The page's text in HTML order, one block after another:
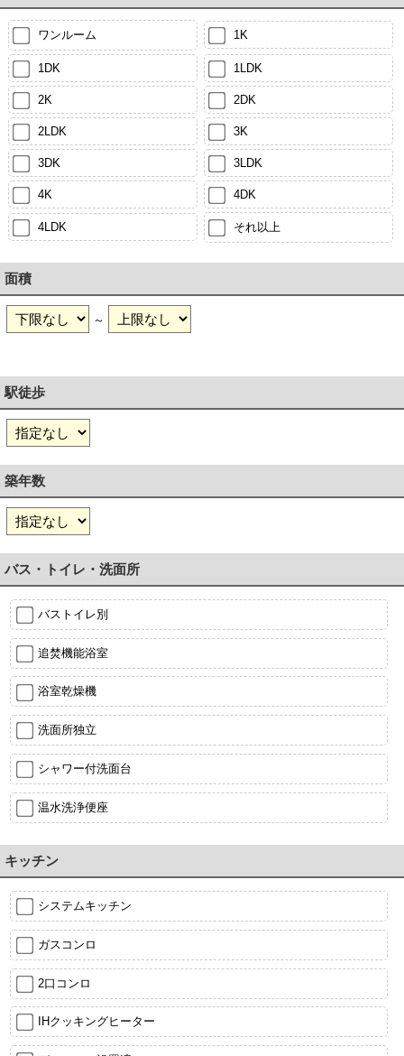
ワンルーム 1K
1DK 1LDK
2K 2DK
2LDK 3K
3DK 3LDK
4K 4DK
4LDK それ以上
面積
～
駅徒歩
築年数
バス・トイレ・洗面所
バストイレ別
追焚機能浴室
浴室乾燥機
洗面所独立
シャワー付洗面台
温水洗浄便座
キッチン
システムキッチン
ガスコンロ
2口コンロ
IHクッキングヒーター